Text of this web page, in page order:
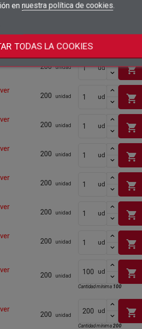
add_circle_outline
Crear lista de deseos
en nuestra política de cookies.
TODAS LA COOKIES
Cantidad mínima
200 unidad
Cantidad mínima
200 unidad ud shopping_cart
200 unidad ud shopping_cart
200 unidad ud shopping_cart
200 unidad ud shopping_cart
200 unidad ud shopping_cart
200 unidad ud shopping_cart
200 unidad ud shopping_cart
200 unidad
ud shopping_cart
Cantidad mínima 100
200 unidad
ud shopping_cart
Cantidad mínima200